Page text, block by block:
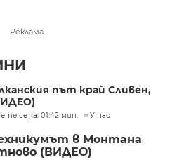
Реклама
път край Сливен,
се за: 01:42 мин. У нас
в Монтана
(ВИДЕО)